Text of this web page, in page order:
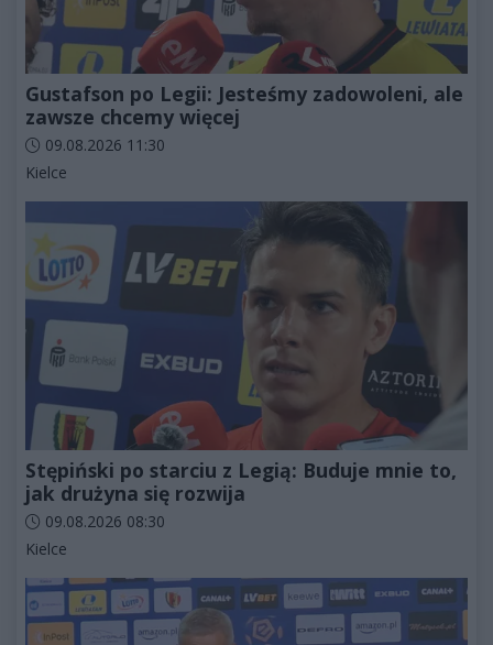
Gustafson po Legii: Jesteśmy zadowoleni, ale
zawsze chcemy więcej
Data dodania artykułu:
09.08.2026 11:30
Kategorie artykułu:
Kielce
Stępiński po starciu z Legią: Buduje mnie to,
jak drużyna się rozwija
Data dodania artykułu:
09.08.2026 08:30
Kategorie artykułu:
Kielce